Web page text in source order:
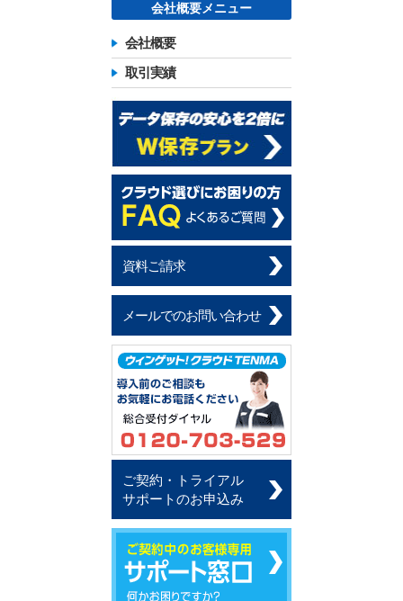
会社概要メニュー
会社概要
取引実績
資料ご請求
メールでのお問い合わせ
ご契約・トライアル
サポートのお申込み